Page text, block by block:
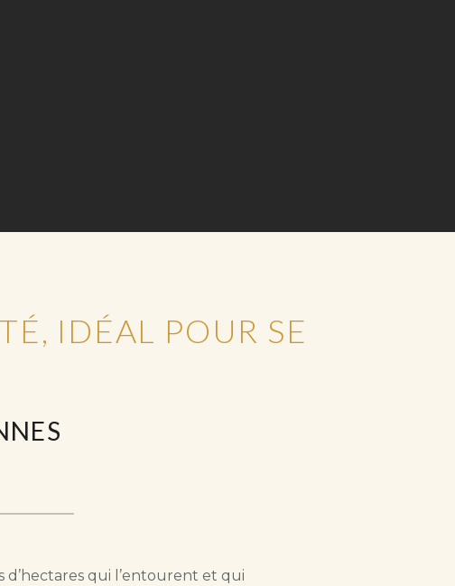
IDÉAL POUR SE
d’hectares qui l’entourent et qui